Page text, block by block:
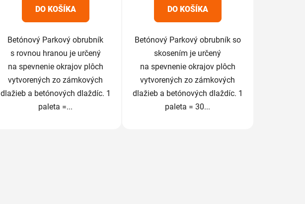
DO KOŠÍKA
Betónový Parkový obrubník
s rovnou hranou je určený
na spevnenie okrajov plôch
vytvorených zo zámkových
dlažieb a betónových dlaždíc. 1
paleta =...
DO KOŠÍKA
Betónový Parkový obrubník so
skosením je určený
na spevnenie okrajov plôch
vytvorených zo zámkových
dlažieb a betónových dlaždíc. 1
paleta = 30...